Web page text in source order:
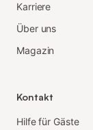
Karriere
Über uns
Magazin
Kontakt
Hilfe für Gäste